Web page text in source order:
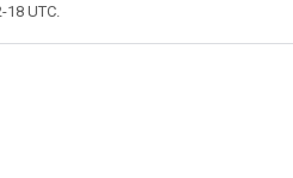
18 UTC.